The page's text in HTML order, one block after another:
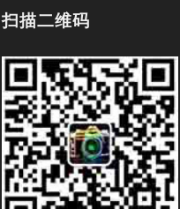
扫描二维码